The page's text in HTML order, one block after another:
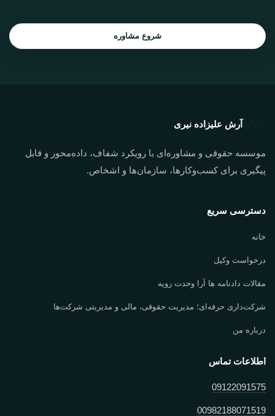
شروع مشاوره
آرش علیزاده نیری
موسسه حقوقی و مشاوره‌ای با رویکرد شفاف، داده‌محور و قابل
پیگیری برای کسب‌وکارها، سازمان‌ها و اشخاص.
دسترسی سریع
خانه
درخواست وکیل
مقالات دادنامه ها آرا وحدت رویه
شرکت‌داری حرفه‌ای؛ مدیریت حقوقی، مالی و مدیریتی شرکت‌ها
درباره من
اطلاعات تماس
09122091575
00982188071519